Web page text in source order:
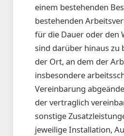
einem bestehenden
bestehenden
für die Dauer oder den
sind darüber hinaus zu
der Ort, an dem der
insbesondere
Vereinbarung
der vertraglich
sonstige
jeweilige Installation,